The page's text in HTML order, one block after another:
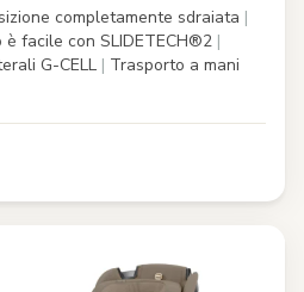
completamente sdraiata |
facile con SLIDETECH®2 |
G-CELL | Trasporto a mani